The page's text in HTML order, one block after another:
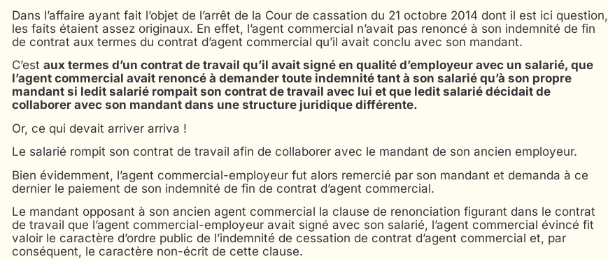
Dans l’affaire ayant fait l’objet de l’arrêt de la Cour de cassation du 21 octobre 2014 dont il est ici question,
les faits étaient assez originaux. En effet, l’agent commercial n’avait pas renoncé à son indemnité de fin
de contrat aux termes du contrat d’agent commercial qu’il avait conclu avec son mandant.
C’est aux termes d’un contrat de travail qu’il avait signé en qualité d’employeur avec un salarié, que
l’agent commercial avait renoncé à demander toute indemnité tant à son salarié qu’à son propre
mandant si ledit salarié rompait son contrat de travail avec lui et que ledit salarié décidait de
collaborer avec son mandant dans une structure juridique différente.
Or, ce qui devait arriver arriva !
Le salarié rompit son contrat de travail afin de collaborer avec le mandant de son ancien employeur.
Bien évidemment, l’agent commercial-employeur fut alors remercié par son mandant et demanda à ce
dernier le paiement de son indemnité de fin de contrat d’agent commercial.
Le mandant opposant à son ancien agent commercial la clause de renonciation figurant dans le contrat
de travail que l’agent commercial-employeur avait signé avec son salarié, l’agent commercial évincé fit
valoir le caractère d’ordre public de l’indemnité de cessation de contrat d’agent commercial et, par
conséquent, le caractère non-écrit de cette clause.